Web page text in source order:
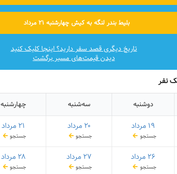
بلیط بندر لنگه به کیش چهارشنبه ۲۱ مرداد
تاریخ دیگری قصد سفر دارید؟ اینجا کلیک کنید
دیدن قیمت‌های مسیر برگشت
نفر
دوشنبه سه‌شنبه چهارشنبه
۱۹ مرداد
جستجو
۲۰ مرداد
جستجو
۲۱ مرداد
جستجو
۲۶ مرداد
جستجو
۲۷ مرداد
جستجو
۲۸ مرداد
جستجو